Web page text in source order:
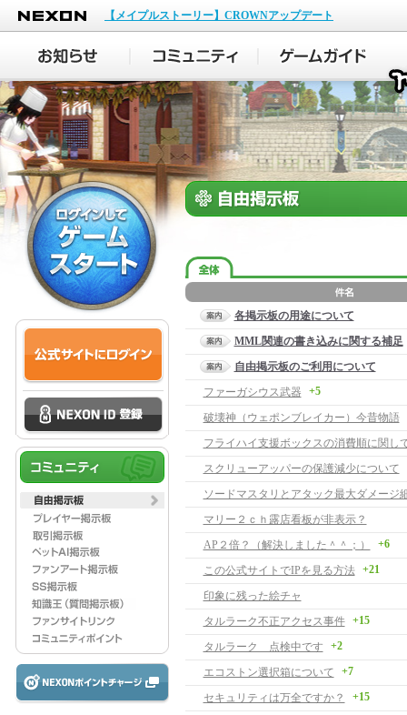
NEXON
【メイプルストーリー】CROWNアップデート
各掲示板の用途について
MML関連の書き込みに関する補足
自由掲示板のご利用について
ファーガシウス武器
+5
破壊神（ウェポンブレイカー）今昔物語
フライハイ支援ボックスの消費順に関し
スクリューアッパーの保護減少について
ソードマスタリとアタック最大ダメージ
マリー２ｃｈ露店看板が非表示？
AP２倍？（解決しました＾＾；）
+6
この公式サイトでIPを見る方法 +21
印象に残った絵チャ
タルラーク不正アクセス事件
+15
タルラーク 点検中です +2
エコストン選択箱について +7
セキュリティは万全ですか？ +15